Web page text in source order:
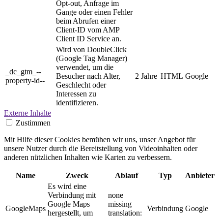
Opt-out, Anfrage im
Gange oder einen Fehler
beim Abrufen einer
Client-ID vom AMP
Client ID Service an.
_dc_gtm_--
property-id--
Wird von DoubleClick
(Google Tag Manager)
verwendet, um die
Besucher nach Alter,
Geschlecht oder
Interessen zu
identifizieren.
2 Jahre HTML Google
Externe Inhalte
Zustimmen
Mit Hilfe dieser Cookies bemühen wir uns, unser Angebot für
unsere Nutzer durch die Bereitstellung von Videoinhalten oder
anderen nützlichen Inhalten wie Karten zu verbessern.
Name Zweck Ablauf Typ Anbieter
GoogleMaps
Es wird eine
Verbindung mit
Google Maps
hergestellt, um
none
missing
translation:
Verbindung Google